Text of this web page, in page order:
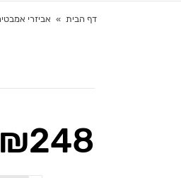
דף הבית אביזרי
₪248